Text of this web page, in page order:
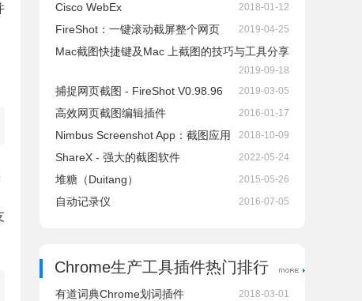
Cisco WebEx 2018-01-12
FireShot：一键滚动截屏整个网页 2019-04-25
Mac截图快捷键及Mac 上截图的技巧与工具分享
2019-09-18
捕捉网页截图 - FireShot V0.98.96 2019-03-05
高效网页截图编辑插件 2016-01-17
Nimbus Screenshot App：截图应用 2018-10-09
ShareX - 强大的截图软件 2022-05-24
堆糖（Duitang） 2015-05-26
自动记录仪 2016-07-05
Chrome生产工具插件热门排行
有道词典Chrome划词插件 2018-03-01